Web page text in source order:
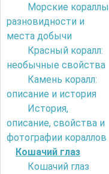
Морские
разновидности и
места добычи
Красный коралл:
необычные свойства
Камень коралл:
описание и история
История,
описание, свойства и
фотографии кораллов
Кошачий глаз
Кошачий глаз